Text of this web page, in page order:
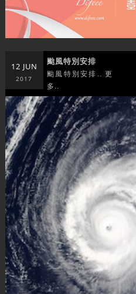
12 JUN
2017
颱風特別安排
颱風特別安排.. 更
多..